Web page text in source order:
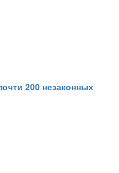
200 незаконных